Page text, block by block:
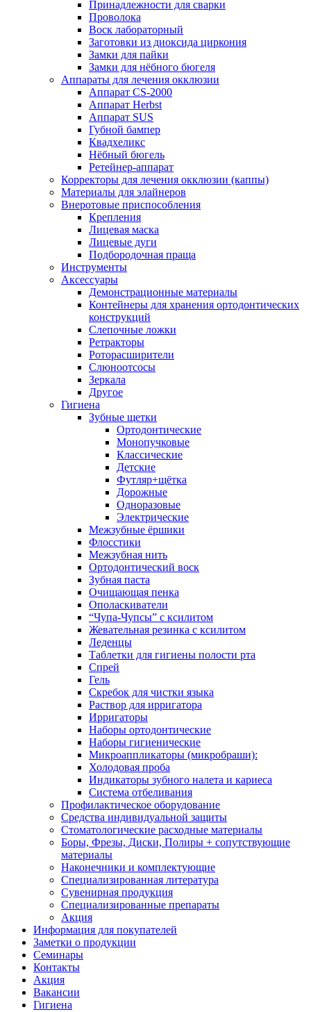
Принадлежности для сварки
Проволока
Воск лабораторный
Заготовки из диоксида циркония
Замки для пайки
Замки для нёбного бюгеля
Аппараты для лечения окклюзии
Аппарат CS-2000
Аппарат Herbst
Аппарат SUS
Губной бампер
Квадхеликс
Нёбный бюгель
Ретейнер-аппарат
Корректоры для лечения окклюзии (каппы)
Материалы для элайнеров
Внеротовые приспособления
Крепления
Лицевая маска
Лицевые дуги
Подбородочная праща
Инструменты
Аксессуары
Демонстрационные материалы
Контейнеры для хранения ортодонтических
конструкций
Слепочные ложки
Ретракторы
Роторасширители
Слюноотсосы
Зеркала
Другое
Гигиена
Зубные щетки
Ортодонтические
Монопучковые
Классические
Детские
Футляр+щётка
Дорожные
Одноразовые
Электрические
Межзубные ёршики
Флосстики
Межзубная нить
Ортодонтический воск
Зубная паста
Очищающая пенка
Ополаскиватели
“Чупа-Чупсы” с ксилитом
Жевательная резинка с ксилитом
Леденцы
Таблетки для гигиены полости рта
Спрей
Гель
Скребок для чистки языка
Раствор для ирригатора
Ирригаторы
Наборы ортодонтические
Наборы гигиенические
Микроаппликаторы (микробраши):
Холодовая проба
Индикаторы зубного налета и кариеса
Система отбеливания
Профилактическое оборудование
Средства индивидуальной защиты
Стоматологические расходные материалы
Боры, Фрезы, Диски, Полиры + сопутствующие
материалы
Наконечники и комплектующие
Специализированная литература
Сувенирная продукция
Специализированные препараты
Акция
Информация для покупателей
Заметки о продукции
Семинары
Контакты
Акция
Вакансии
Гигиена